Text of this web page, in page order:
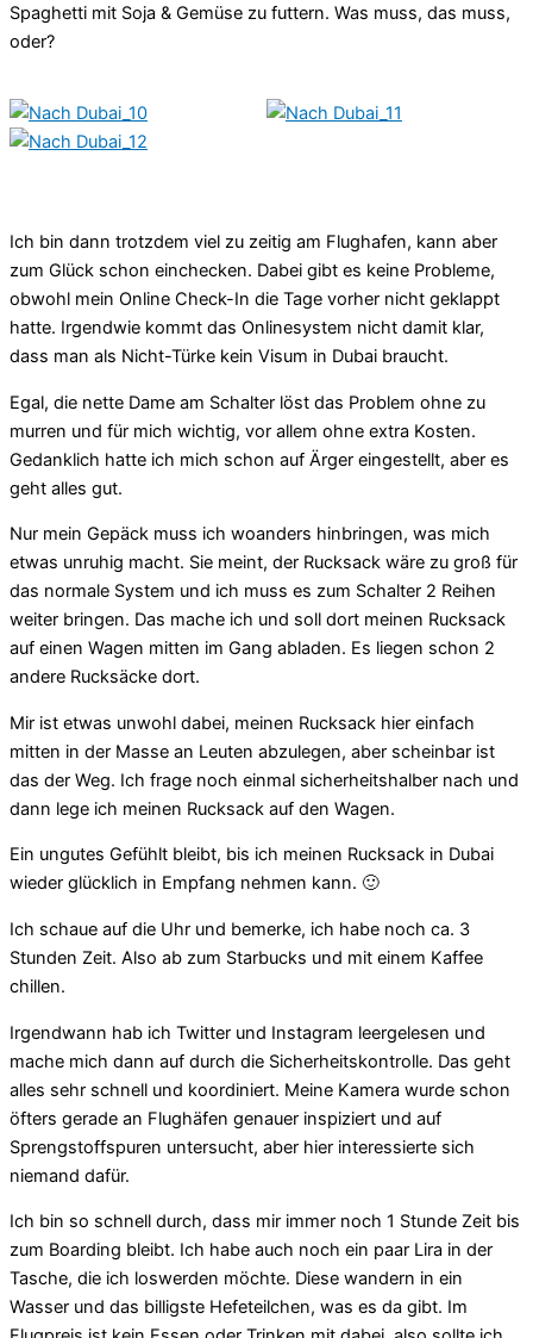
Spaghetti mit Soja & Gemüse zu futtern. Was muss, das muss,
oder?
Ich bin dann trotzdem viel zu zeitig am Flughafen, kann aber
zum Glück schon einchecken. Dabei gibt es keine Probleme,
obwohl mein Online Check-In die Tage vorher nicht geklappt
hatte. Irgendwie kommt das Onlinesystem nicht damit klar,
dass man als Nicht-Türke kein Visum in Dubai braucht.
Egal, die nette Dame am Schalter löst das Problem ohne zu
murren und für mich wichtig, vor allem ohne extra Kosten.
Gedanklich hatte ich mich schon auf Ärger eingestellt, aber es
geht alles gut.
Nur mein Gepäck muss ich woanders hinbringen, was mich
etwas unruhig macht. Sie meint, der Rucksack wäre zu groß für
das normale System und ich muss es zum Schalter 2 Reihen
weiter bringen. Das mache ich und soll dort meinen Rucksack
auf einen Wagen mitten im Gang abladen. Es liegen schon 2
andere Rucksäcke dort.
Mir ist etwas unwohl dabei, meinen Rucksack hier einfach
mitten in der Masse an Leuten abzulegen, aber scheinbar ist
das der Weg. Ich frage noch einmal sicherheitshalber nach und
dann lege ich meinen Rucksack auf den Wagen.
Ein ungutes Gefühlt bleibt, bis ich meinen Rucksack in Dubai
wieder glücklich in Empfang nehmen kann. 🙂
Ich schaue auf die Uhr und bemerke, ich habe noch ca. 3
Stunden Zeit. Also ab zum Starbucks und mit einem Kaffee
chillen.
Irgendwann hab ich Twitter und Instagram leergelesen und
mache mich dann auf durch die Sicherheitskontrolle. Das geht
alles sehr schnell und koordiniert. Meine Kamera wurde schon
öfters gerade an Flughäfen genauer inspiziert und auf
Sprengstoffspuren untersucht, aber hier interessierte sich
niemand dafür.
Ich bin so schnell durch, dass mir immer noch 1 Stunde Zeit bis
zum Boarding bleibt. Ich habe auch noch ein paar Lira in der
Tasche, die ich loswerden möchte. Diese wandern in ein
Wasser und das billigste Hefeteilchen, was es da gibt. Im